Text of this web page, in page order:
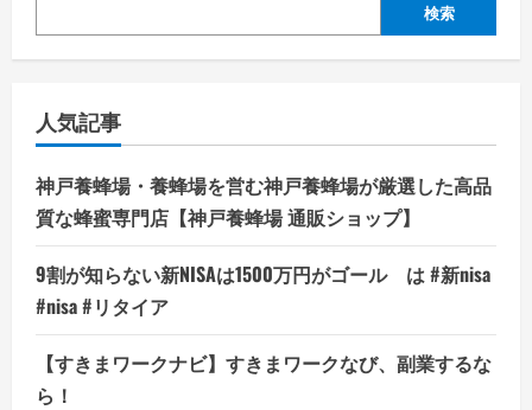
検索
人気記事
神戸養蜂場・養蜂場を営む神戸養蜂場が厳選した高品
質な蜂蜜専門店【神戸養蜂場 通販ショップ】
9割が知らない新NISAは1500万円がゴール は #新nisa
#nisa #リタイア
【すきまワークナビ】すきまワークなび、副業するな
ら！